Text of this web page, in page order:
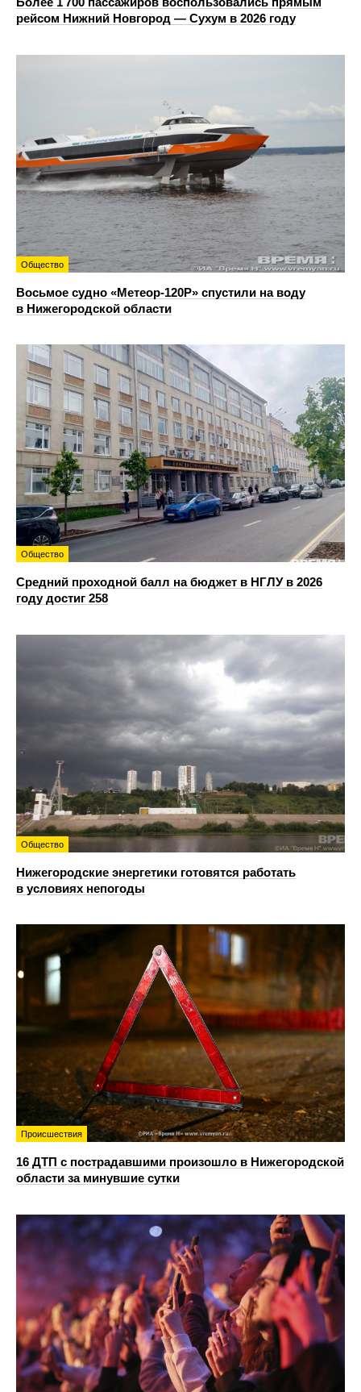
рейсом Нижний Новгород — Сухум в 2026 году
Общество
Восьмое судно «Метеор-120Р» спустили на воду
в Нижегородской области
Общество
Средний проходной балл на бюджет в НГЛУ в 2026
году достиг 258
Общество
Нижегородские энергетики готовятся работать
в условиях непогоды
Происшествия
16 ДТП с пострадавшими произошло в Нижегородской
области за минувшие сутки